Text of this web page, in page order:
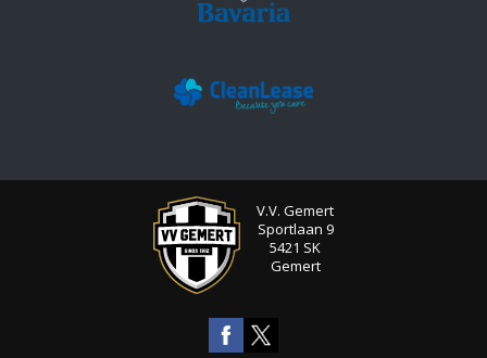
V.V. Gemert
Sportlaan 9
5421 SK
Gemert